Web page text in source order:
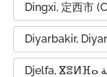
Dingxi, 定西市
Diyarbakir,